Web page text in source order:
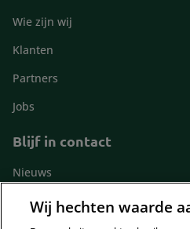
Footer
Wie zijn wij
Klanten
Partners
Jobs
Blijf in contact
Footer
contact
Nieuws
Contact
Wij hechten waarde